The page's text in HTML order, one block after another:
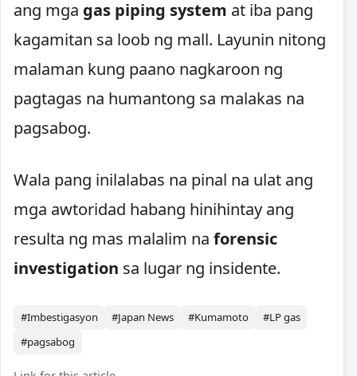
ang mga gas piping system at iba pang
kagamitan sa loob ng mall. Layunin nitong
malaman kung paano nagkaroon ng
pagtagas na humantong sa malakas na
pagsabog.
Wala pang inilalabas na pinal na ulat ang
mga awtoridad habang hinihintay ang
resulta ng mas malalim na forensic
investigation sa lugar ng insidente.
#Imbestigasyon #Japan News #Kumamoto
#LP gas
#pagsabog